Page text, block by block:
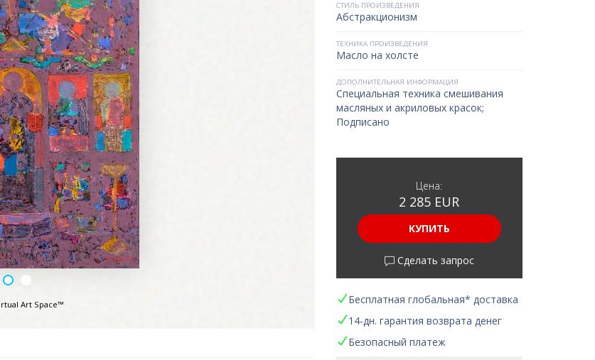
Art Space™
СТИЛЬ ПРОИЗВЕДЕНИЯ
Абстракционизм
ТЕХНИКА ПРОИЗВЕДЕНИЯ
Масло на холсте
ДОПОЛНИТЕЛЬНАЯ ИНФОРМАЦИЯ
Специальная техника смешивания
масляных и акриловых красок;
Подписано
Цена:
2 285 EUR
КУПИТЬ
Сделать запрос
Бесплатная глобальная* доставка
14-дн. гарантия возврата денег
Безопасный платеж